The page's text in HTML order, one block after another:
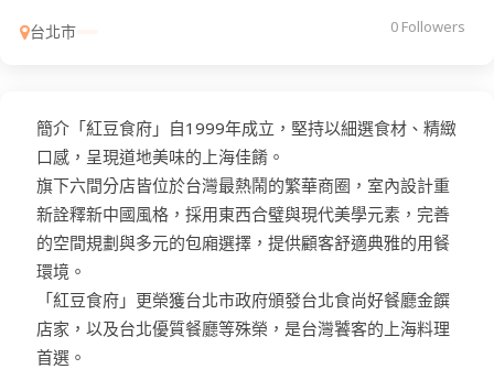
台北市 0 Followers
簡介「紅豆食府」自1999年成立，堅持以細選食材、精緻
口感，呈現道地美味的上海佳餚。
旗下六間分店皆位於台灣最熱鬧的繁華商圈，室內設計重
新詮釋新中國風格，採用東西合璧與現代美學元素，完善
的空間規劃與多元的包廂選擇，提供顧客舒適典雅的用餐
環境。
「紅豆食府」更榮獲台北市政府頒發台北食尚好餐廳金饌
店家，以及台北優質餐廳等殊榮，是台灣饕客的上海料理
首選。